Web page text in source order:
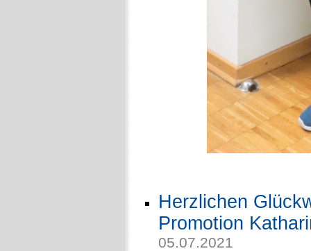
Herzlichen
Promotion
05.07.2021